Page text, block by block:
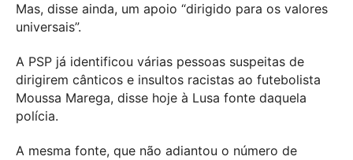
Mas, disse ainda, um apoio “dirigido para os valores
universais”.
A PSP já identificou várias pessoas suspeitas de
dirigirem cânticos e insultos racistas ao futebolista
Moussa Marega, disse hoje à Lusa fonte daquela
polícia.
A mesma fonte, que não adiantou o número de